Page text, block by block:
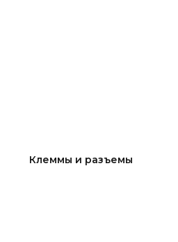
Клеммы и разъемы